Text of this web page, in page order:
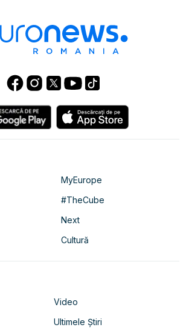
MyEurope
#TheCube
Next
Cultură
Video
Ultimele Știri